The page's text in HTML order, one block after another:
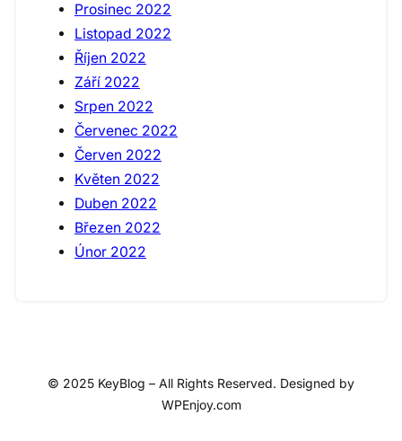
Prosinec 2022
Listopad 2022
Říjen 2022
Září 2022
Srpen 2022
Červenec 2022
Červen 2022
Květen 2022
Duben 2022
Březen 2022
Únor 2022
© 2025 KeyBlog – All Rights Reserved. Designed by
WPEnjoy.com